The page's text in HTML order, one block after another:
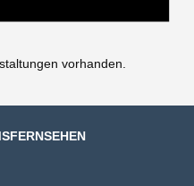
vorhanden.